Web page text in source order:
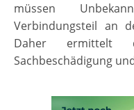
müssen
Verbindungsteil an
Daher ermittelt
Sachbeschädigung